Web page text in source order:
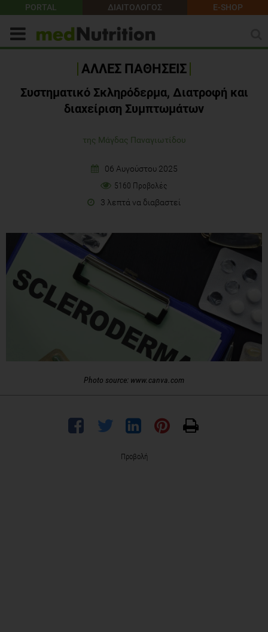
PORTAL ΔΙΑΙΤΟΛΟΓΟΣ E-SHOP
ΑΛΛΕΣ ΠΑΘΗΣΕΙΣ
Συστηματικό Σκληρόδερμα, Διατροφή και
διαχείριση Συμπτωμάτων
της Μάγδας Παναγιωτίδου
06 Αυγούστου 2025
5160 Προβολές
3 λεπτά να διαβαστεί
Photo source: www.canva.com
Προβολή